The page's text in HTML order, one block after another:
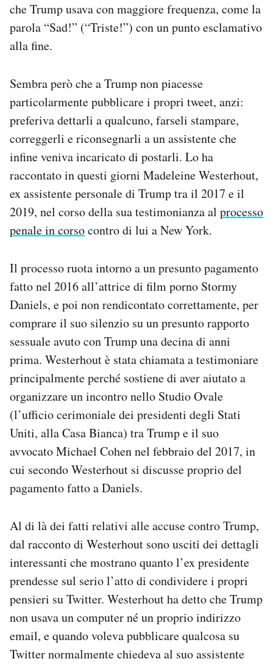
che Trump usava con maggiore frequenza, come la
parola “Sad!” (“Triste!”) con un punto esclamativo
alla fine.
Sembra però che a Trump non piacesse
particolarmente pubblicare i propri tweet, anzi:
preferiva dettarli a qualcuno, farseli stampare,
correggerli e riconsegnarli a un assistente che
infine veniva incaricato di postarli. Lo ha
raccontato in questi giorni Madeleine Westerhout,
ex assistente personale di Trump tra il 2017 e il
2019, nel corso della sua testimonianza al processo
penale in corsocontro di lui a New York.
Il processo ruota intorno a un presunto pagamento
fatto nel 2016 all’attrice di film porno Stormy
Daniels, e poi non rendicontato correttamente, per
comprare il suo silenzio su un presunto rapporto
sessuale avuto con Trump una decina di anni
prima. Westerhout è stata chiamata a testimoniare
principalmente perché sostiene di aver aiutato a
organizzare un incontro nello Studio Ovale
(l’ufficio cerimoniale dei presidenti degli Stati
Uniti, alla Casa Bianca) tra Trump e il suo
avvocato Michael Cohen nel febbraio del 2017, in
cui secondo Westerhout si discusse proprio del
pagamento fatto a Daniels.
Al di là dei fatti relativi alle accuse contro Trump,
dal racconto di Westerhout sono usciti dei dettagli
interessanti che mostrano quanto l’ex presidente
prendesse sul serio l’atto di condividere i propri
pensieri su Twitter. Westerhout ha detto che Trump
non usava un computer né un proprio indirizzo
email, e quando voleva pubblicare qualcosa su
Twitter normalmente chiedeva al suo assistente